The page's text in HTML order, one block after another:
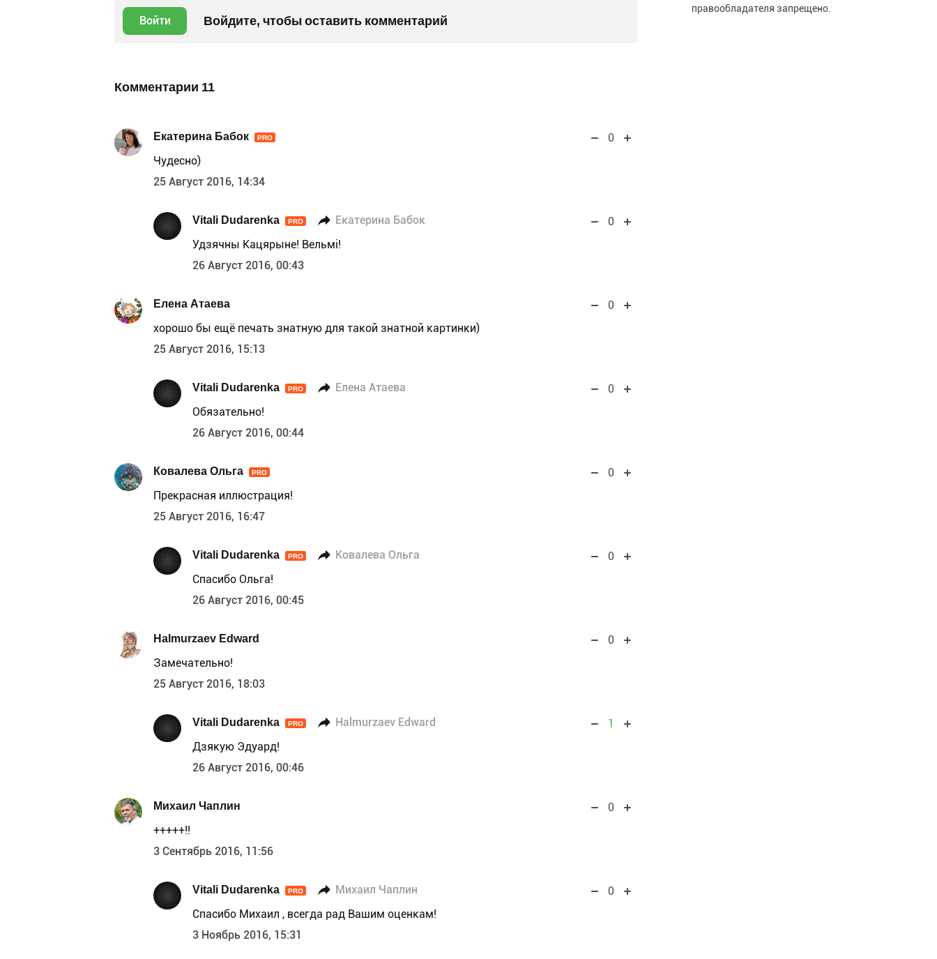
Войти Войдите, чтобы оставить комментарий
Комментарии 11
Екатерина Бабок PRO
0
Чудесно)
25 Август 2016, 14:34
Vitali Dudarenka PRO Екатерина Бабок
0
Удзячны Кацярыне! Вельмі!
26 Август 2016, 00:43
Елена Атаева
0
хорошо бы ещё печать знатную для такой знатной картинки)
25 Август 2016, 15:13
Vitali Dudarenka PRO Елена Атаева
0
Обязательно!
26 Август 2016, 00:44
Ковалева Ольга PRO
0
Прекрасная иллюстрация!
25 Август 2016, 16:47
Vitali Dudarenka PRO Ковалева Ольга
0
Спасибо Ольга!
26 Август 2016, 00:45
Halmurzaev Edward
0
Замечательно!
25 Август 2016, 18:03
Vitali Dudarenka PRO Halmurzaev Edward
1
Дзякую Эдуард!
26 Август 2016, 00:46
Михаил Чаплин
0
+++++!!
3 Сентябрь 2016, 11:56
Vitali Dudarenka PRO Михаил Чаплин
0
Спасибо Михаил , всегда рад Вашим оценкам!
3 Ноябрь 2016, 15:31
правообладателя запрещено.